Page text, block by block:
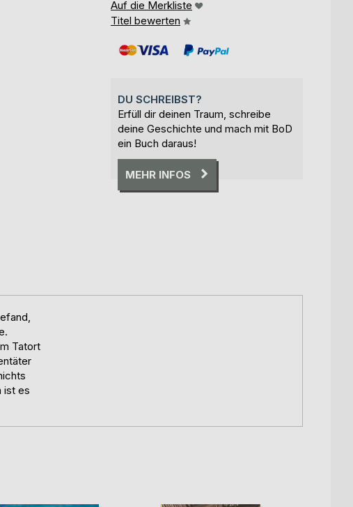
Auf die Merkliste
Titel bewerten
DU SCHREIBST?
Erfüll dir deinen Traum, schreibe
deine Geschichte und mach mit BoD
ein Buch daraus!
MEHR INFOS
Tatort
ist es